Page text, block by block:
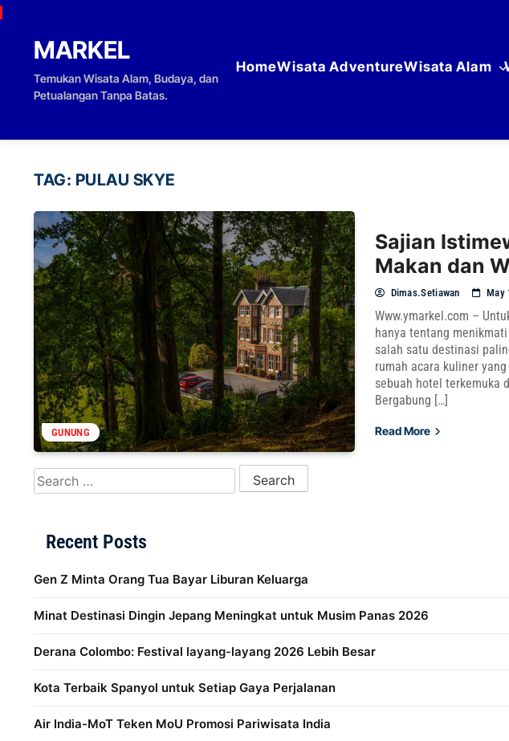
Skip to content
MARKEL
Temukan Wisata Alam, Budaya, dan
Petualangan Tanpa Batas.
HomeWisata AdventureWisata Alam
TAG: PULAU SKYE
GUNUNG
Sajian
Makan dan
Dimas.setiawan May
Www.ymarkel.com –
hanya tentang
salah satu destinasi
rumah acara kuliner
sebuah hotel terkemuka
Bergabung […]
Read More
Search for:
Recent Posts
Gen Z Minta Orang Tua Bayar Liburan Keluarga
Minat Destinasi Dingin Jepang Meningkat untuk Musim Panas 2026
Derana Colombo: Festival layang-layang 2026 Lebih Besar
Kota Terbaik Spanyol untuk Setiap Gaya Perjalanan
Air India-MoT Teken MoU Promosi Pariwisata India